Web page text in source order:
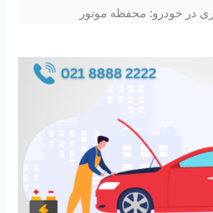
در خودرو: محفظه موتور